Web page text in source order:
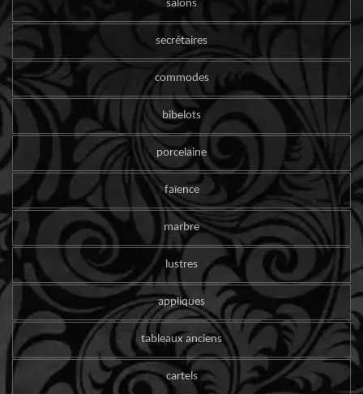
salons
secrétaires
commodes
bibelots
porcelaine
faïence
marbre
lustres
appliques
tableaux anciens
cartels